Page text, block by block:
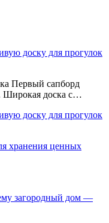
доску для прогулок
Первый сапборд
Широкая доска с…
доску для прогулок
хранения ценных
загородный дом —